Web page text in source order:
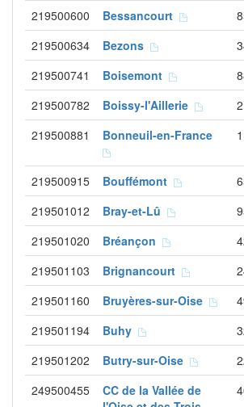
219500600 Bessancourt
219500634 Bezons
219500741 Boisemont
219500782 Boissy-l'Aillerie
219500881 Bonneuil-en-France
219500915 Bouffémont
219501012 Bray-et-Lû
219501020 Bréançon
219501103 Brignancourt
219501160 Bruyères-sur-Oise
219501194 Buhy
219501202 Butry-sur-Oise
249500455
CC de la Vallée de